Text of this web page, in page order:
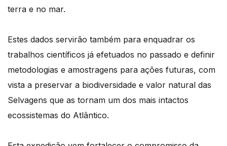
terra e no mar.
Estes dados servirão também para enquadrar os
trabalhos científicos já efetuados no passado e definir
metodologias e amostragens para ações futuras, com
vista a preservar a biodiversidade e valor natural das
Selvagens que as tornam um dos mais intactos
ecossistemas do Atlântico.